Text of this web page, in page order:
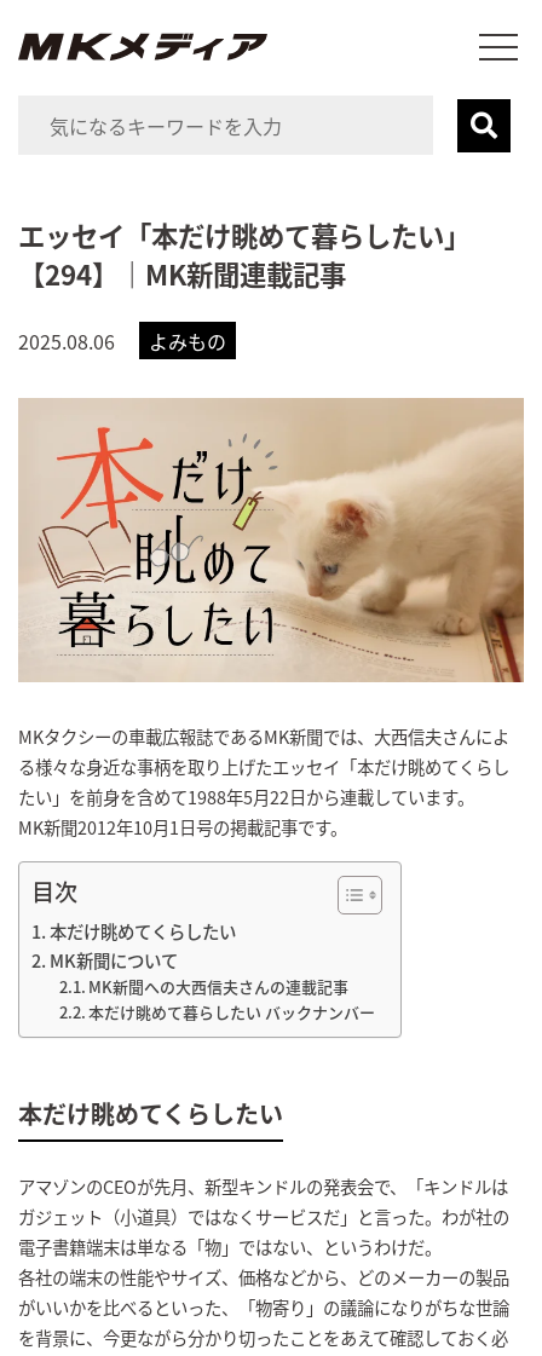
エッセイ「本だけ眺めて暮らしたい」
【294】｜MK新聞連載記事
2025.08.06 よみもの
MKタクシーの車載広報誌であるMK新聞では、大西信夫さんによ
る様々な身近な事柄を取り上げたエッセイ「本だけ眺めてくらし
たい」を前身を含めて1988年5月22日から連載しています。
MK新聞2012年10月1日号の掲載記事です。
目次
本だけ眺めてくらしたい
MK新聞について
MK新聞への大西信夫さんの連載記事
本だけ眺めて暮らしたい バックナンバー
本だけ眺めてくらしたい
アマゾンのCEOが先月、新型キンドルの発表会で、「キンドルは
ガジェット（小道具）ではなくサービスだ」と言った。わが社の
電子書籍端末は単なる「物」ではない、というわけだ。
各社の端末の性能やサイズ、価格などから、どのメーカーの製品
がいいかを比べるといった、「物寄り」の議論になりがちな世論
を背景に、今更ながら分かり切ったことをあえて確認しておく必